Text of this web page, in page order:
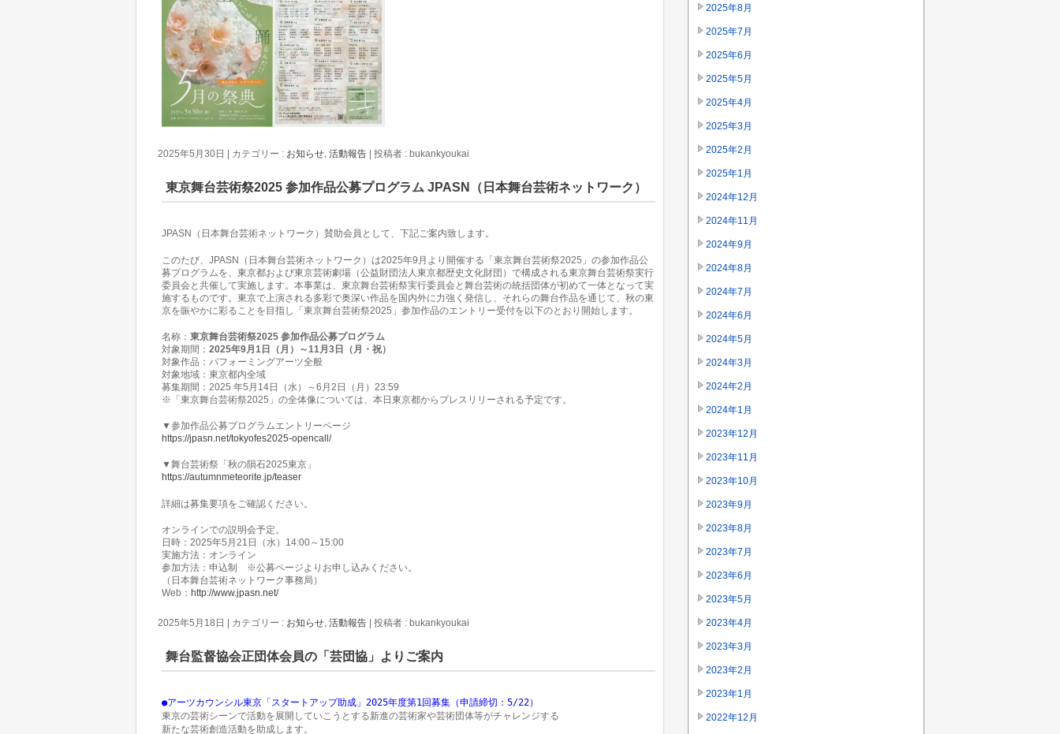
2025年5月30日 カテゴリー : お知らせ ,活動報告 |投稿者 : bukankyoukai
東京舞台芸術祭2025 参加作品公募プログラム JPASN（日本舞台芸術ネットワーク）
JPASN（日本舞台芸術ネットワーク）賛助会員として、下記ご案内致します。
このたび、JPASN（日本舞台芸術ネットワーク）は2025年9月より開催する「東京舞台芸術祭2025」の参加作品公
募プログラムを、東京都および東京芸術劇場（公益財団法人東京都歴史文化財団）で構成される東京舞台芸術祭実行
委員会と共催して実施します。本事業は、東京舞台芸術祭実行委員会と舞台芸術の統括団体が初めて一体となって実
施するものです。東京で上演される多彩で奥深い作品を国内外に力強く発信し、それらの舞台作品を通じて、秋の東
京を賑やかに彩ることを目指し「東京舞台芸術祭2025」参加作品のエントリー受付を以下のとおり開始します。
名称： 東京舞台芸術祭2025 参加作品公募プログラム
対象期間： 2025年9月1日（月）～11月3日（月・祝）
対象作品：パフォーミングアーツ全般
対象地域：東京都内全域
募集期間：2025 年5月14日（水）～6月2日（月）23:59
※「東京舞台芸術祭2025」の全体像については、本日東京都からプレスリリーされる予定です。
▼参加作品公募プログラムエントリーページ
https://jpasn.net/tokyofes2025-opencall/
▼舞台芸術祭「秋の隕石2025東京」
https://autumnmeteorite.jp/teaser
詳細は募集要項をご確認ください。
オンラインでの説明会予定。
日時：2025年5月21日（水）14:00～15:00
実施方法：オンライン
参加方法：申込制 ※公募ページよりお申し込みください。
（日本舞台芸術ネットワーク事務局）
Web： http://www.jpasn.net/
2025年5月18日 カテゴリー : お知らせ ,活動報告 |投稿者 : bukankyoukai
舞台監督協会正団体会員の「芸団協」よりご案内
●アーツカウンシル東京「スタートアップ助成」2025年度第1回募集（申請締切：5/22）
東京の芸術シーンで活動を展開していこうとする新進の芸術家や芸術団体等がチャレンジする
2025年8月
2025年7月
2025年6月
2025年5月
2025年4月
2025年3月
2025年2月
2025年1月
2024年12月
2024年11月
2024年9月
2024年8月
2024年7月
2024年6月
2024年5月
2024年3月
2024年2月
2024年1月
2023年12月
2023年11月
2023年10月
2023年9月
2023年8月
2023年7月
2023年6月
2023年5月
2023年4月
2023年3月
2023年2月
2023年1月
2022年12月